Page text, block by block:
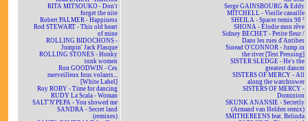
RITA MITSOUKO - Don't
forget the nite
Robert PALMER - Happiness
Rod STEWART - This old heart
of mine
ROLLING BIDOCHONS -
Jumpin' Jack Flasque
ROLLING STONES - Honky
tonk women
Ron GOODWIN - Ces
merveilleux fous volants...
[White Label]
Roy ROBY - Time for dancing
RUDY La Scala - Woman
SALT'N'PEPA - You showed me
SANDRA - Secret land
(remixes)
Serge GAINSBOURG & Eddy
MITCHELL - Vieille canaille
SHEILA - Spacer remix 98 ²
SHONA - Elodie mon rêve
Sidney BECHET - Petite fleur /
Dans les rues d'Antibes
Sinead O'CONNOR - Jump in
the river [Test Pressing]
SISTER SLEDGE - He's the
greatest dancer
SISTERS OF MERCY - All
along the watchtower
SISTERS OF MERCY -
Dominion
SKUNK ANANSIE - Secretly
(Armand van Helden remix)
SMITHEREENS feat. Belinda